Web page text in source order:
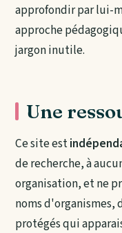
approfondir par lui-
approche
jargon inutile.
Une
Ce site est
de recherche, à
organisation, et ne
noms d'organismes,
protégés qui